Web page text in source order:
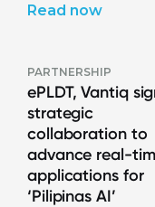
Read now
PARTNERSHIP
ePLDT, Vantiq
strategic
collaboration to
advance real-
applications for
‘Pilipinas AI’